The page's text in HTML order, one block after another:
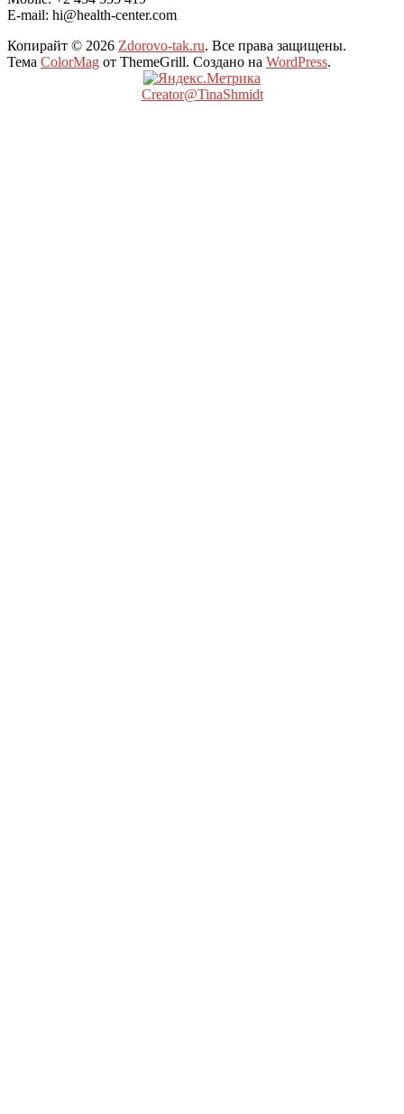
E-mail: hi@health-center.com
Копирайт © 2026 Zdorovo-tak.ru. Все права защищены.
Тема ColorMag от ThemeGrill. Создано на WordPress.
Creator@TinaShmidt